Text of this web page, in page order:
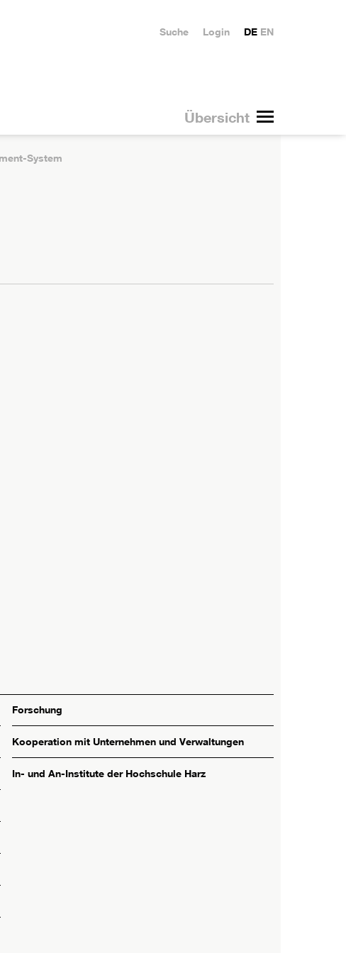
Übersicht
DE EN
Login
Suche
System
Forschung
Kooperation mit Unternehmen und Verwaltungen
In- und An-Institute der Hochschule Harz